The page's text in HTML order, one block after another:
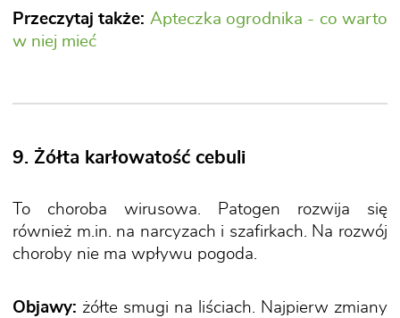
Przeczytaj także: Apteczka ogrodnika - co warto
w niej mieć
9. Żółta karłowatość cebuli
To choroba wirusowa. Patogen rozwija się
również m.in. na narcyzach i szafirkach. Na rozwój
choroby nie ma wpływu pogoda.
Objawy: żółte smugi na liściach. Najpierw zmiany